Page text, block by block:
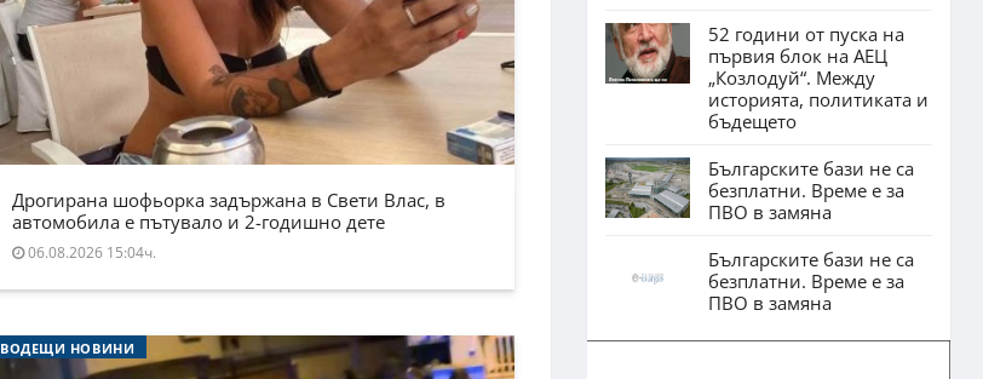
Дрогирана шофьорка задържана в Свети Влас, в
автомобила е пътувало и 2-годишно дете
06.08.2026 15:04ч.
ВОДЕЩИ НОВИНИ
52 години от пуска на
първия блок на АЕЦ
„Козлодуй“. Между
историята, политиката и
бъдещето
Българските бази не са
безплатни. Време е за
ПВО в замяна
Българските бази не са
безплатни. Време е за
ПВО в замяна